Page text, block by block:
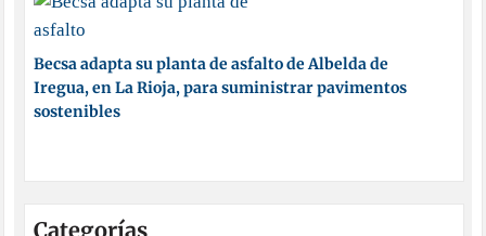
Becsa adapta su planta de asfalto de Albelda de
Iregua, en La Rioja, para suministrar pavimentos
sostenibles
Categorías